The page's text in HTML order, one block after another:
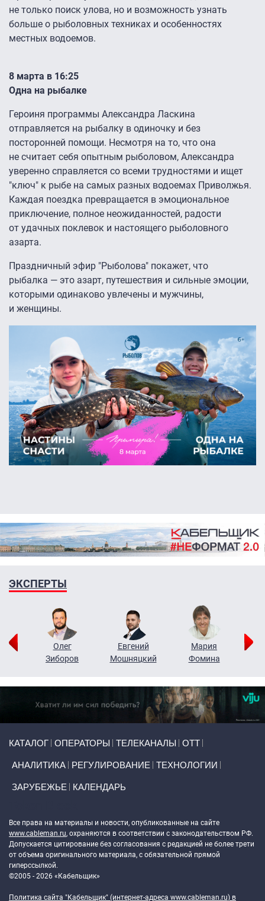
не только поиск улова, но и возможность узнать
больше о рыболовных техниках и особенностях
местных водоемов.
8 марта в 16:25
Одна на рыбалке
Героиня программы Александра Ласкина
отправляется на рыбалку в одиночку и без
посторонней помощи. Несмотря на то, что она
не считает себя опытным рыболовом, Александра
уверенно справляется со всеми трудностями и ищет
"ключ" к рыбе на самых разных водоемах Приволжья.
Каждая поездка превращается в эмоциональное
приключение, полное неожиданностей, радости
от удачных поклевок и настоящего рыболовного
азарта.
Праздничный эфир "Рыболова" покажет, что
рыбалка — это азарт, путешествия и сильные эмоции,
которыми одинаково увлечены и мужчины,
и женщины.
ЭКСПЕРТЫ
Олег
Зиборов
Евгений
Мошняцкий
Мария
Фомина
КАТАЛОГ ОПЕРАТОРЫ ТЕЛЕКАНАЛЫ ОТТ
АНАЛИТИКА РЕГУЛИРОВАНИЕ ТЕХНОЛОГИИ
ЗАРУБЕЖЬЕ КАЛЕНДАРЬ
Все права на материалы и новости, опубликованные на сайте
www.cableman.ru, охраняются в соответствии с законодательством РФ.
Допускается цитирование без согласования с редакцией не более трети
от объема оригинального материала, с обязательной прямой
гиперссылкой.
©2005 - 2026 «Кабельщик»
Политика сайта "Кабельщик" (интернет-адреса www.cableman.ru) в